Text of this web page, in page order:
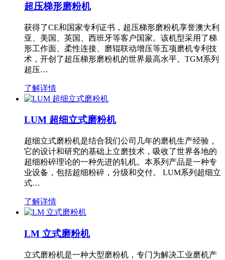
超压梯形磨粉机
获得了CE和国家专利证书，超压梯形磨粉机享誉澳大利
亚、美国、英国、西班牙等客户国家。该机型采用了梯
形工作面、柔性连接、磨辊联动增压等五项磨机专利技
术，开创了超压梯形磨粉机的世界最高水平。TGM系列
超压…
了解详情
LUM 超细立式磨粉机
超细立式磨粉机是结合我们公司几年的磨机生产经验，
它的设计和研究的基础上立磨技术，吸收了世界各地的
超细粉碎理论的一种先进的轧机。本系列产品是一种专
业设备，包括超细粉碎，分级和交付。 LUM系列超细立
式…
了解详情
LM 立式磨粉机
立式磨粉机是一种大型磨粉机，专门为解决工业磨机产